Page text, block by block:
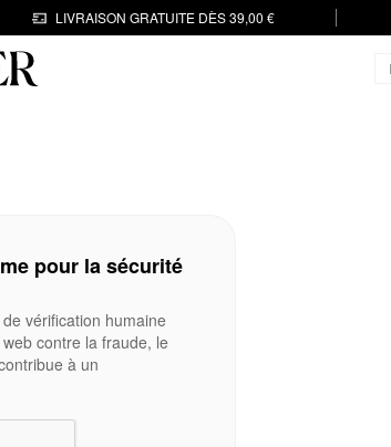
LIVRAISON GRATUITE DÈS 39,00 €
pour la sécurité
vérification humaine
contre la fraude, le
à un